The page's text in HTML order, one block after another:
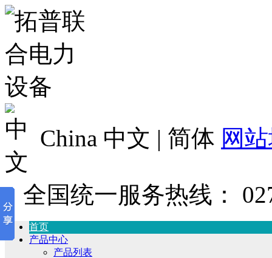
China 中文 | 简体 网
全国统一服务热线：
首页
产品中心
产品列表